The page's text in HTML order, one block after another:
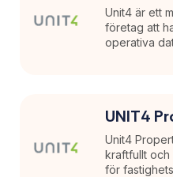
Unit4 är ett
företag att
operativa
UNIT4
Unit4
kraftfullt och
för